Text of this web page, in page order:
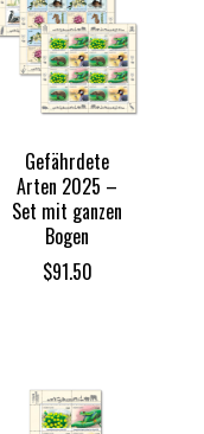
Gefährdete
Arten 2025 –
Set mit ganzen
Bogen
$91.50